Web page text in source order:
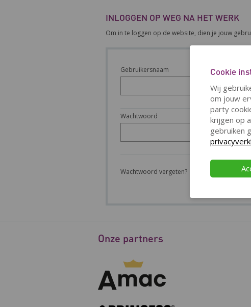
INLOGGEN OP WEG NA HET WERK
Om in te loggen op de website, dien je jouw
Gebruikersnaam
Wachtwoord
Wachtwoord vergeten?
Onze partners
Cookie
Wij
om jouw
party
krijgen op
gebruiken